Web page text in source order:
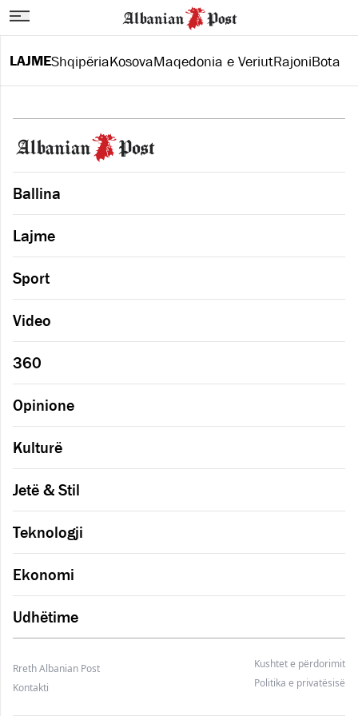
LAJMEShqipëriaKosovaMaqedonia e VeriutRajoniBota
Ballina
Lajme
Sport
Video
360
Opinione
Kulturë
Jetë & Stil
Teknologji
Ekonomi
Udhëtime
Rreth Albanian Post
Kushtet e përdorimit
Kontakti
Politika e privatësisë